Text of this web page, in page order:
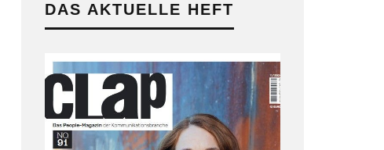
DAS AKTUELLE HEFT